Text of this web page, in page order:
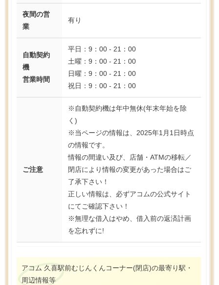
夜間の営
業
有り
自動契約
機
営業時間
平日：9：00 - 21：00
土曜：9：00 - 21：00
日曜：9：00 - 21：00
祝日：9：00 - 21：00
ご注意
※自動契約機は年中無休(年末年始を除
く)
※当ページの情報は、2025年1月1日時点
の情報です。
情報の間違い及び、店舗・ATMの移転／
閉店により情報の変更があった場合はご
了承下さい！
正しい情報は、必ずアコムの公式サイト
にてご確認下さい！
※無理な借入はやめ、借入前の返済計画
を忘れずに!
アコム 久喜駅前むじんくんコーナー(閉店)の最寄り駅・
周辺情報等